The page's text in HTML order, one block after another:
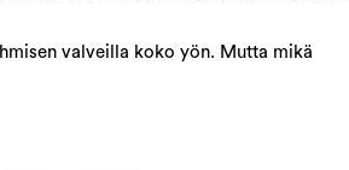
valveilla koko yön. Mutta mikä